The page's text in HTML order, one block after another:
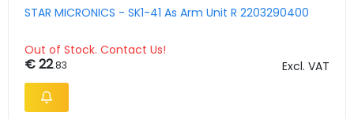
STAR MICRONICS - SK1-41 As Arm Unit R 2203290400
Out of Stock. Contact Us!
€ 22.83 Excl. VAT